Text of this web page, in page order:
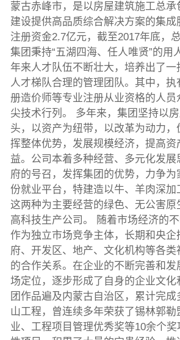
蒙古赤峰市，是以房屋建筑施工总
建设提供高品质综合解决方案的集成
注册资金2.7亿元，截至2017年底，
集团秉持“五湖四海、任人唯贤”的用
年来人才队伍不断壮大，培养出了一
人才梯队合理的管理团队。其中，执
册造价师等专业注册从业资格的人员
尖技术行列。 多年来，集团坚持以
头，以资产为纽带，以改革为动力，
挥整体优势，发展规模经济，提高资
益。公司本着多种经营、多元化发
府的号召，发挥集团的优势，力争
份就业平台，特建造以牛、羊肉深加
这两种为主要经营的绿色、无公害原
高科技生产公司。 随着市场经济的
作为独立市场竞争主体，长期和央
府、开发区、地产、文化机构等各类
的合作关系。在企业的不断完善和
场定位，逐步形成了自身的企业文化
团作品遍及内蒙古自治区，累计完
山工程，曾连续多年荣获了锡林郭
业、工程项目管理优秀奖等10余个